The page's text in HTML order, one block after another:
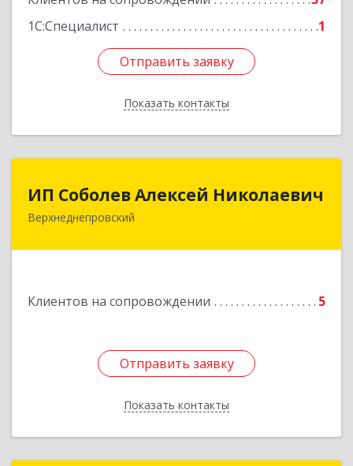
1С:Специалист
1
Отправить заявку
Показать контакты
Отправить заявку
Назад
ИП Соболев Алексей Николаевич
Верхнеднепровский
Клиентов на сопровождении 5
Отправить заявку
Показать контакты
ИП Соболев Алексей Николаевич
Отправить заявку
Назад